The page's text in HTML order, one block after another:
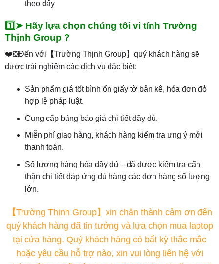
theo đấy
1️⃣➤ Hãy lựa chọn chúng tôi vi tính Trường
Thịnh Group ?
❤️❎Đến với 【Trường Thịnh Group】quý khách hàng sẽ
được trải nghiệm các dịch vụ đặc biệt:
Sản phẩm giá tốt bình ổn giấy tờ bản kê, hóa đơn đỏ
hợp lệ pháp luật.
Cung cấp bảng báo giá chi tiết đầy đủ.
Miễn phí giao hàng, khách hàng kiểm tra ưng ý mới
thanh toán.
Số lượng hàng hóa đầy đủ – đã được kiểm tra cẩn
thận chi tiết đáp ứng đủ hàng các đơn hàng số lượng
lớn.
【Trường Thịnh Group】xin chân thành cảm ơn đến
quý khách hàng đã tin tưởng và lựa chọn mua laptop
tại cửa hàng. Quý khách hàng có bất kỳ thắc mắc
hoặc yêu cầu hỗ trợ nào, xin vui lòng liên hệ với